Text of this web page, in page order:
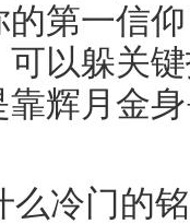
第一信
以躲关
辉月金
么冷门的